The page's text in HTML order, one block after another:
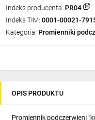
Indeks producenta: PR04
Indeks TIM: 0001-00021-
Kategoria: Promienniki
OPIS PRODUKTU
Promiennik podczerwieni